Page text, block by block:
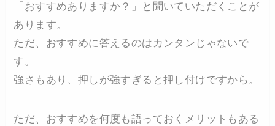
「おすすめありますか？」と聞いていただくことが
あります。
ただ、おすすめに答えるのはカンタンじゃないで
す。
強さもあり、押しが強すぎると押し付けですから。
ただ、おすすめを何度も語っておくメリットもある